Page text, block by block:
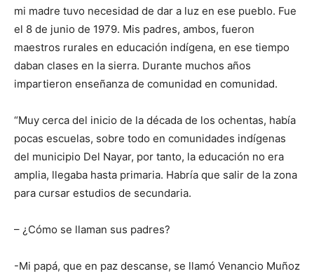
mi madre tuvo necesidad de dar a luz en ese pueblo. Fue
el 8 de junio de 1979. Mis padres, ambos, fueron
maestros rurales en educación indígena, en ese tiempo
daban clases en la sierra. Durante muchos años
impartieron enseñanza de comunidad en comunidad.
“Muy cerca del inicio de la década de los ochentas, había
pocas escuelas, sobre todo en comunidades indígenas
del municipio Del Nayar, por tanto, la educación no era
amplia, llegaba hasta primaria. Habría que salir de la zona
para cursar estudios de secundaria.
– ¿Cómo se llaman sus padres?
-Mi papá, que en paz descanse, se llamó Venancio Muñoz